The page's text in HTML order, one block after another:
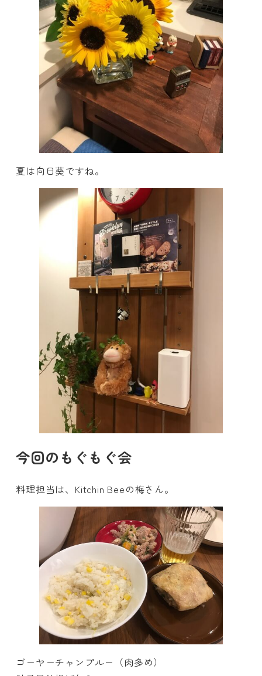
夏は向日葵ですね。
今回のもぐもぐ会
料理担当は、Kitchin Beeの梅さん。
ゴーヤーチャンプルー（肉多め）